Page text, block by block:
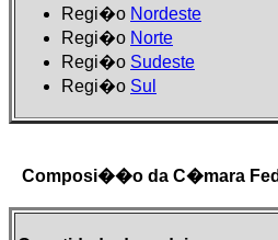
Regi�o Nordeste
Regi�o Norte
Regi�o Sudeste
Regi�o Sul
Composi��o da C�mara